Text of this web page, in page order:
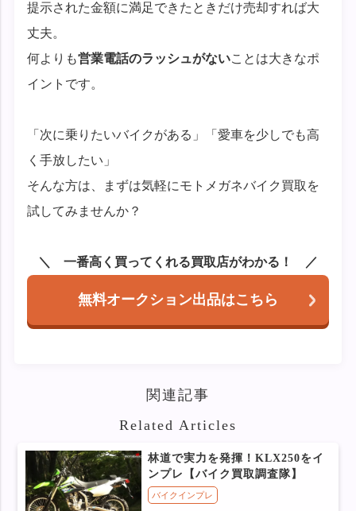
提示された金額に満足できたときだけ売却すれば大
丈夫。
何よりも営業電話のラッシュがないことは大きなポ
イントです。
「次に乗りたいバイクがある」「愛車を少しでも高
く手放したい」
そんな方は、まずは気軽にモトメガネバイク買取を
試してみませんか？
一番高く買ってくれる買取店がわかる！
無料オークション出品はこちら
関連記事
Related Articles
林道で実力を発揮！KLX250をイ
ンプレ【バイク買取調査隊】
バイクインプレ